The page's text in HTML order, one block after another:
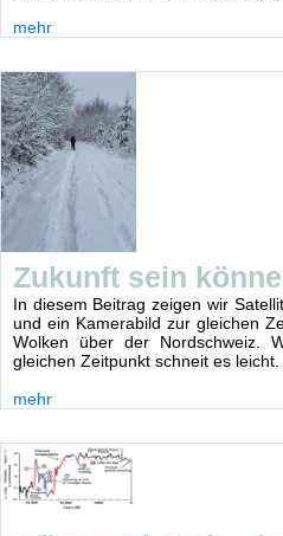
mehr
Zukunft sein
In diesem Beitrag zeigen wir
und ein Kamerabild zur gleichen
Wolken über der Nordschweiz.
gleichen Zeitpunkt schneit es leicht.
mehr